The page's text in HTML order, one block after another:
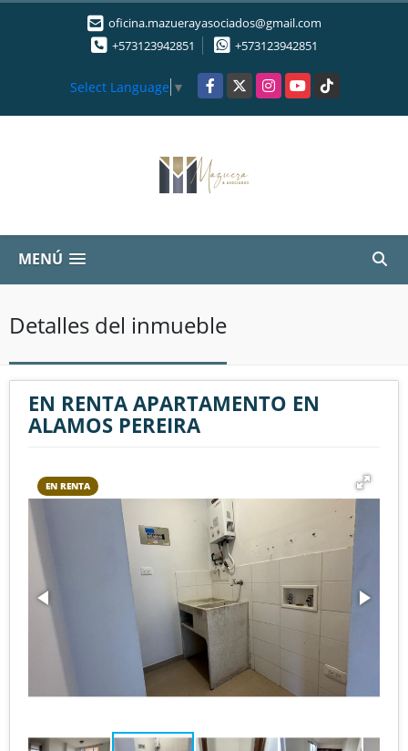
oficina.mazuerayasociados@gmail.com
+573123942851
+573123942851
Select Language ▼ Facebook
X InstagramYouTubeTikTok
MENÚ
Detalles del inmueble
EN RENTA APARTAMENTO EN
ALAMOS PEREIRA
EN RENTA